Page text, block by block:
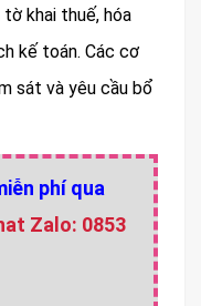
tờ khai thuế, hóa
kế toán. Các cơ
sát và yêu cầu bổ
phí qua
Zalo: 0853